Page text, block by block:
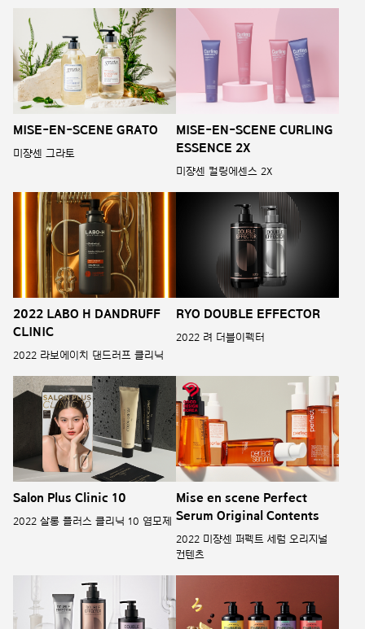
MISE-EN-SCENE GRATO
미쟝센 그라토
MISE-EN-SCENE CURLING
ESSENCE 2X
미쟝센 컬링에센스 2X
2022 LABO H DANDRUFF
CLINIC
2022 라보에이치 댄드러프 클리닉
RYO DOUBLE EFFECTOR
2022 려 더블이펙터
Salon Plus Clinic 10
2022 살롱 플러스 클리닉 10 염모제
Mise en scene Perfect
Serum Original Contents
2022 미쟝센 퍼펙트 세럼 오리지널
컨텐츠